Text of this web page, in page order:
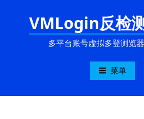
VMLogin反检
多平台账号虚拟多登浏览
菜单